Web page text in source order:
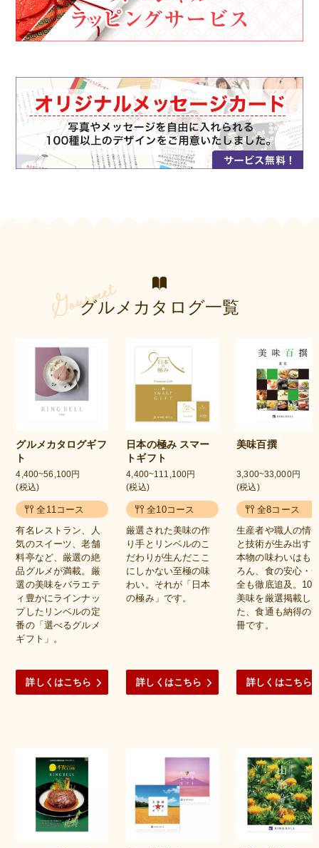
グルメカタログ一覧
グルメカタログギフ
ト
4,400~56,100円
(税込)
全11コース
有名レストラン、人
気のスイーツ、老舗
料亭など、厳選の絶
品グルメが満載。厳
選の美味をバラエテ
ィ豊かにラインナッ
プしたリンベルの定
番の「選べるグルメ
ギフト」。
詳しくはこちら
日本の極み スマー
トギフト
4,400~111,100円
(税込)
全10コース
厳選された美味の作
り手とリンベルのこ
だわりが生んだここ
にしかない至極の味
わい。それが「日本
の極み」です。
詳しくはこちら
美味百撰
3,300~33,000円
(税込)
全8コース
生産者や職人の情
と技術が生み出す
本物の味わいはも
ろん、食の安心・
全も徹底追及。100
美味を厳選掲載し
た、食通も納得の
冊です。
詳しくはこちら